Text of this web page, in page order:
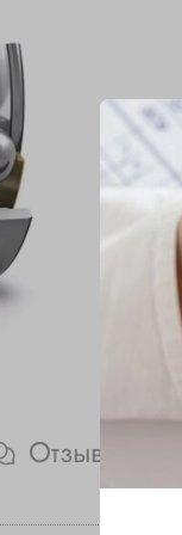
Отзывы